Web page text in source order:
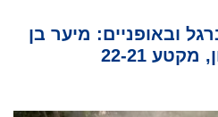
ובאופניים: מיער בן
22-21